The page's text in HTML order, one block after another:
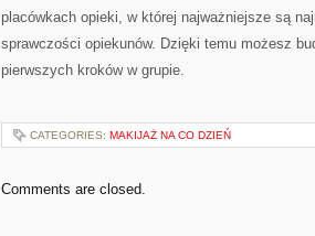
placówkach opieki, w której najważniejsze są
sprawczości opiekunów. Dzięki temu możesz
pierwszych kroków w grupie.
CATEGORIES: MAKIJAŻ NA CO DZIEŃ
Comments are closed.